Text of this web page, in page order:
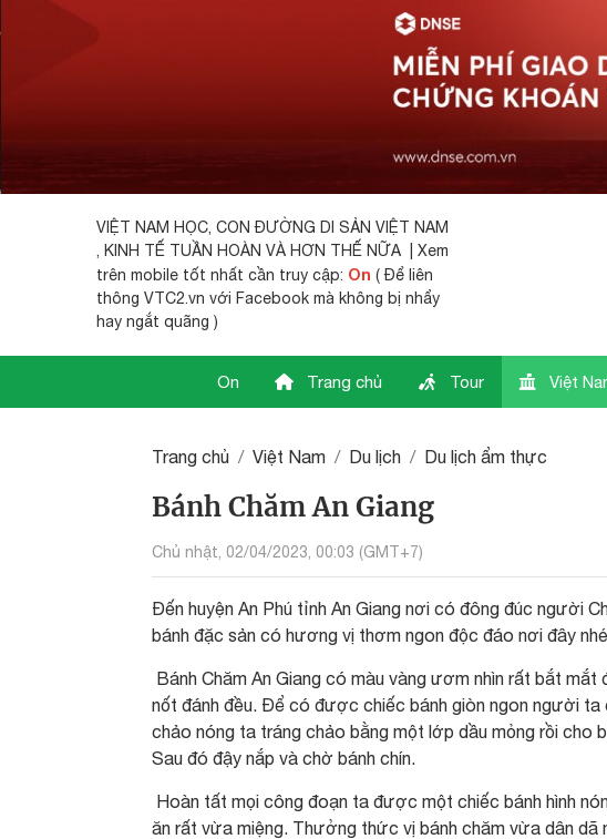
VIỆT NAM HỌC, CON ĐƯỜNG DI SẢN VIỆT NAM
, KINH TẾ TUẦN HOÀN VÀ HƠN THẾ NỮA | Xem
trên mobile tốt nhất cần truy cập: On ( Để liên
thông VTC2.vn với Facebook mà không bị nhẩy
hay ngắt quãng )
On Trang chủ Tour Việt
Trang chủ Việt Nam Du lịch Du lịch ẩm thực
Bánh Chăm An Giang
Chủ nhật, 02/04/2023, 00:03 (GMT+7)
Đến huyện An Phú tỉnh An Giang nơi có đông đúc người
bánh đặc sản có hương vị thơm ngon độc đáo nơi đây
Bánh Chăm An Giang có màu vàng ươm nhìn rất bắt
nốt đánh đều. Để có được chiếc bánh giòn ngon người
chảo nóng ta tráng chảo bằng một lớp dầu mỏng rồi cho
Sau đó đậy nắp và chờ bánh chín.
Hoàn tất mọi công đoạn ta được một chiếc bánh hình
ăn rất vừa miệng. Thưởng thức vị bánh chăm vừa dân